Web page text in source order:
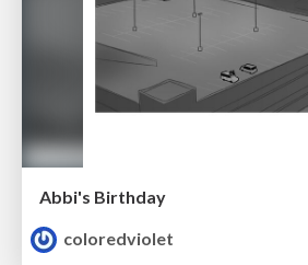
Abbi's Birthday
coloredviolet